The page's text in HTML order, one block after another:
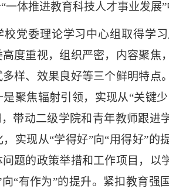
一体推进教育科技人才事业发展
校党委理论学习中心组取得学
度重视，组织严密，内容聚焦
样、效果良好等三个鲜明特点
聚焦辐射引领，实现从“关键
带动二级学院和青年教师跟进
实现从“学得好”向“用得好”的提
题的政策举措和工作项目，以
向“有作为”的提升。紧扣教育